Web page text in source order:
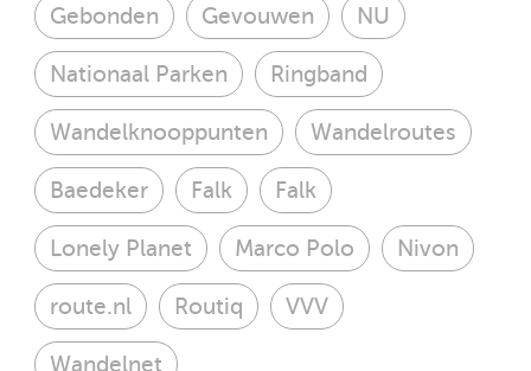
Gebonden Gevouwen NU
Nationaal Parken Ringband
Wandelknooppunten Wandelroutes
Baedeker Falk Falk
Lonely Planet Marco Polo Nivon
route.nl Routiq VVV
Wandelnet